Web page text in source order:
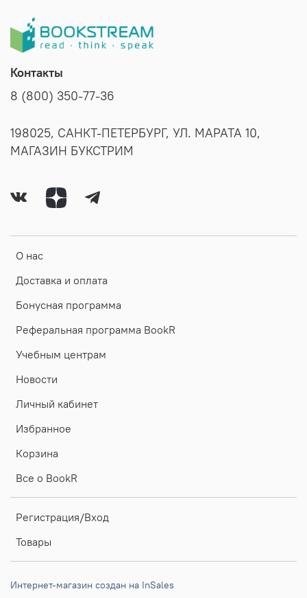
О нас
Доставка и оплата
Бонусная программа
Реферальная программа BookR
Учебным центрам
Новости
Личный кабинет
Избранное
Корзина
Все о BookR
Регистрация/Вход
Товары
Контакты
8 (800) 350-77-36
198025, САНКТ-ПЕТЕРБУРГ, УЛ. МАРАТА 10,
МАГАЗИН БУКСТРИМ
Интернет-магазин создан на InSales